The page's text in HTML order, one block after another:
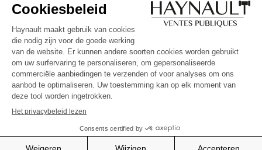
Ons team
Video's
Veelgestelde vragen
Algemene voorwaarden
Volg ons